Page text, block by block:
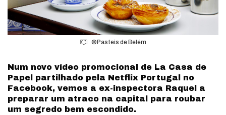
©Pasteis de Belém
Num novo vídeo promocional de La Casa de
Papel partilhado pela Netflix Portugal no
Facebook, vemos a ex-inspectora Raquel a
preparar um atraco na capital para roubar
um segredo bem escondido.